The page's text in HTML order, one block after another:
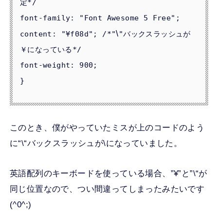
定*/
font-family: "Font Awesome 5 Free";
content: "¥f08d"; /*"\"バックスラッシュが
￥になっている*/
font-weight: 900;
このとき、僕がやっていたミスが上のコードのよう
に“\“バックスラッシュが\になっていました。
英語配列のキーボードを使っている場合、”¥”と”\“が
同じ位置なので、つい間違ってしまったみたいです
(^0^;)